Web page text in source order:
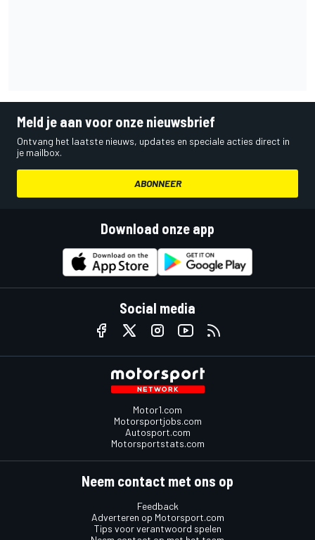
Meld je aan voor onze nieuwsbrief
Ontvang het laatste nieuws, updates en speciale acties direct in
je mailbox.
ABONNEER
Download onze app
Social media
Motor1.com
Motorsportjobs.com
Autosport.com
Motorsportstats.com
Neem contact met ons op
Feedback
Adverteren op Motorsport.com
Tips voor verantwoord spelen